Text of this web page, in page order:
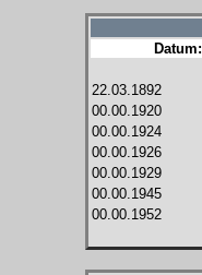
Datum:
22.03.1892
00.00.1920
00.00.1924
00.00.1926
00.00.1929
00.00.1945
00.00.1952